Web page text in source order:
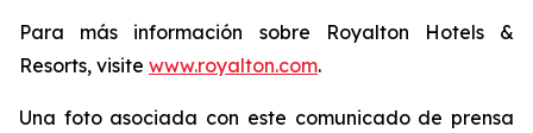
Para más información sobre Royalton Hotels &
Resorts, visite www.royalton.com.
Una foto asociada con este comunicado de prensa